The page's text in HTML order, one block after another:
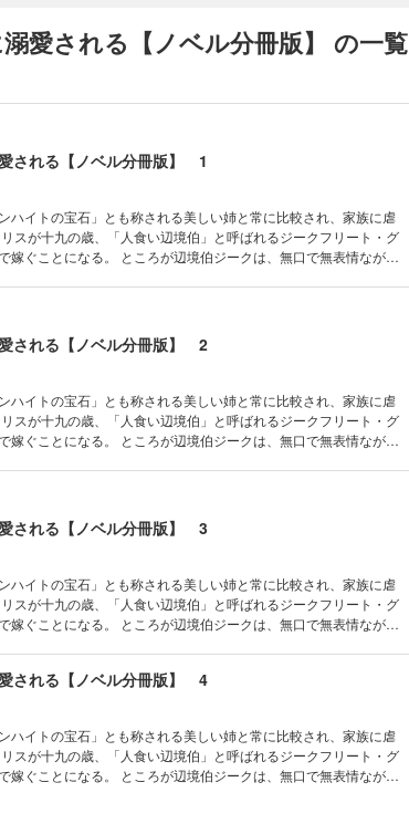
愛される【ノベル分冊版】 の一覧
される【ノベル分冊版】 1
ハイトの宝石」とも称される美しい姉と常に比較され、家族に虐
スが十九の歳、「人食い辺境伯」と呼ばれるジークフリート・グ
嫁ぐことになる。 ところが辺境伯ジークは、無口で無表情ながら
でいた。 そんな折、王都より姉の結婚の知らせが届き、ジーク
スの生家には重大な秘密があり、さらに、ジークと婚姻のいき
嬢が辺境の地で最愛の人と幸せになる王道ラブファンタジー！
、本編内容は同一のものとなります。重複購入にご注意くださ
される【ノベル分冊版】 2
ハイトの宝石」とも称される美しい姉と常に比較され、家族に虐
スが十九の歳、「人食い辺境伯」と呼ばれるジークフリート・グ
嫁ぐことになる。 ところが辺境伯ジークは、無口で無表情ながら
でいた。 そんな折、王都より姉の結婚の知らせが届き、ジーク
スの生家には重大な秘密があり、さらに、ジークと婚姻のいき
嬢が辺境の地で最愛の人と幸せになる王道ラブファンタジー！
、本編内容は同一のものとなります。重複購入にご注意くださ
される【ノベル分冊版】 3
ハイトの宝石」とも称される美しい姉と常に比較され、家族に虐
スが十九の歳、「人食い辺境伯」と呼ばれるジークフリート・グ
嫁ぐことになる。 ところが辺境伯ジークは、無口で無表情ながら
スの生家には重大な秘密があり、さらに、ジークと婚姻のいき
嬢が辺境の地で最愛の人と幸せになる王道ラブファンタジー！
、本編内容は同一のものとなります。重複購入にご注意くださ
される【ノベル分冊版】 4
ハイトの宝石」とも称される美しい姉と常に比較され、家族に虐
スが十九の歳、「人食い辺境伯」と呼ばれるジークフリート・グ
嫁ぐことになる。 ところが辺境伯ジークは、無口で無表情ながら